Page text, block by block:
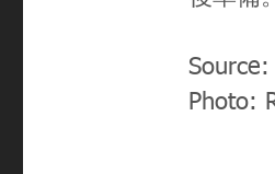
Photo: